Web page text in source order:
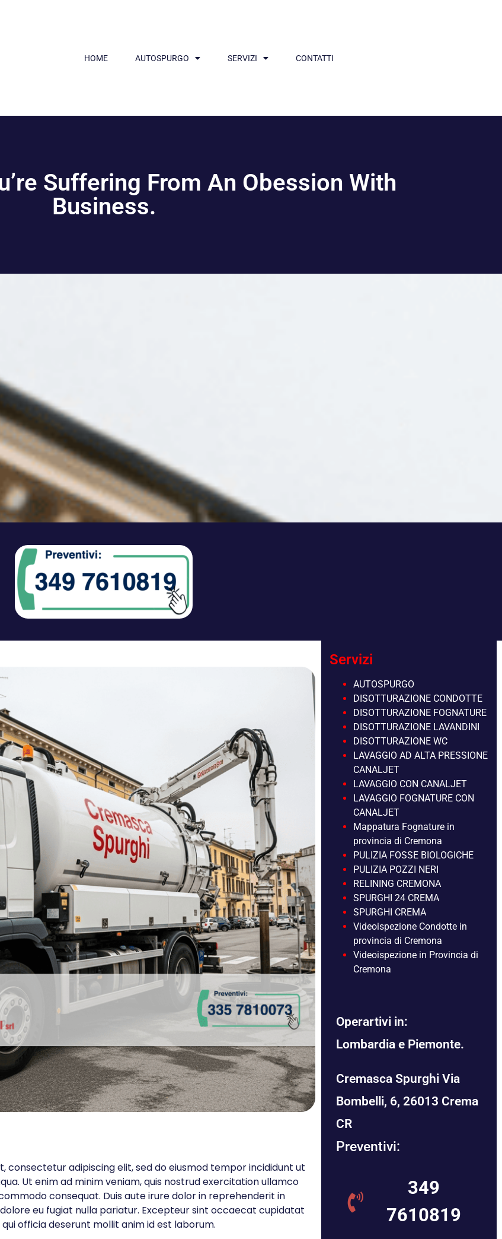
HOME AUTOSPURGO SERVIZI CONTATTI
Suffering From An Obession With
Business.
consectetur adipiscing elit, sed do eiusmod tempor incididunt ut
Ut enim ad minim veniam, quis nostrud exercitation ullamco
consequat. Duis aute irure dolor in reprehenderit in
eu fugiat nulla pariatur. Excepteur sint occaecat cupidatat
officia deserunt mollit anim id est laborum.
Servizi
AUTOSPURGO
DISOTTURAZIONE CONDOTTE
DISOTTURAZIONE FOGNATURE
DISOTTURAZIONE LAVANDINI
DISOTTURAZIONE WC
LAVAGGIO AD ALTA PRESSIONE
CANALJET
LAVAGGIO CON CANALJET
LAVAGGIO FOGNATURE CON
CANALJET
Mappatura Fognature in
provincia di Cremona
PULIZIA FOSSE BIOLOGICHE
PULIZIA POZZI NERI
RELINING CREMONA
SPURGHI 24 CREMA
SPURGHI CREMA
Videoispezione Condotte in
provincia di Cremona
Videoispezione in Provincia di
Cremona
Operartivi in:
Lombardia e Piemonte.
Cremasca Spurghi Via
Bombelli, 6, 26013 Crema
CR
Preventivi:
349
7610819